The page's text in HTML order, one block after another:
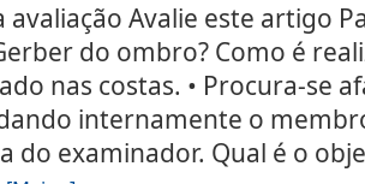
avaliação Avalie este artigo
do ombro? Como é
nas costas. • Procura-se
internamente o
do examinador. Qual é o